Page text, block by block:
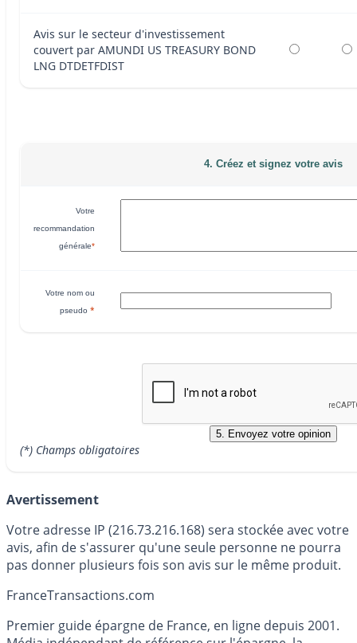
Avis sur le secteur d'investissement
couvert par AMUNDI US TREASURY BOND
LNG DTDETFDIST
4. Créez et signez votre avis
Votre
recommandation
générale*
Votre nom ou
pseudo *
(*) Champs obligatoires
Avertissement
Votre adresse IP (216.73.216.168) sera stockée avec votre
avis, afin de s'assurer qu'une seule personne ne pourra
pas donner plusieurs fois son avis sur le même produit.
FranceTransactions.com
Premier guide épargne de France, en ligne depuis 2001.